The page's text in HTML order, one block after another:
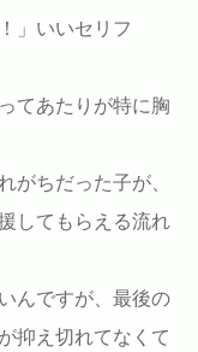
」いいセリフ
てあたりが特に胸
がちだった子が、
してもらえる流れ
んですが、最後の
抑え切れてなくて